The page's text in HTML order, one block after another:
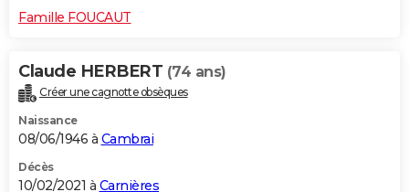
Famille FOUCAUT
Claude HERBERT (74 ans)
Créer une cagnotte obsèques
Naissance
08/06/1946 à Cambrai
Décès
10/02/2021 à Carnières